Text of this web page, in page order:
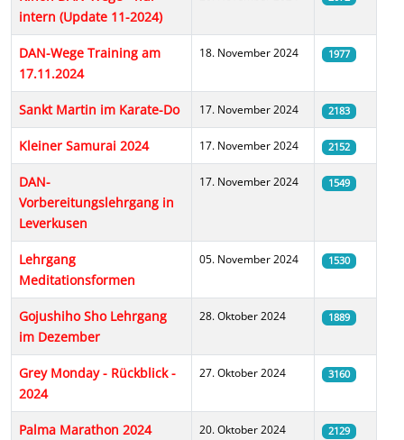
intern (Update 11-2024)
DAN-Wege Training am
17.11.2024
18. November 2024 1977
Sankt Martin im Karate-Do 17. November 2024 2183
Kleiner Samurai 2024 17. November 2024 2152
DAN-
Vorbereitungslehrgang in
Leverkusen
17. November 2024 1549
Lehrgang
Meditationsformen
05. November 2024 1530
Gojushiho Sho Lehrgang
im Dezember
28. Oktober 2024 1889
Grey Monday - Rückblick -
2024
27. Oktober 2024 3160
Palma Marathon 2024 20. Oktober 2024 2129